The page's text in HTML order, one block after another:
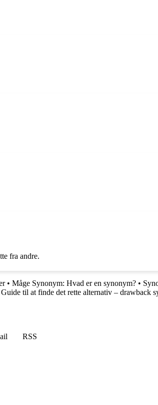
fra andre.
• Måge Synonym: Hvad er en synonym? •
Guide til at finde det rette alternativ – drawback
RSS